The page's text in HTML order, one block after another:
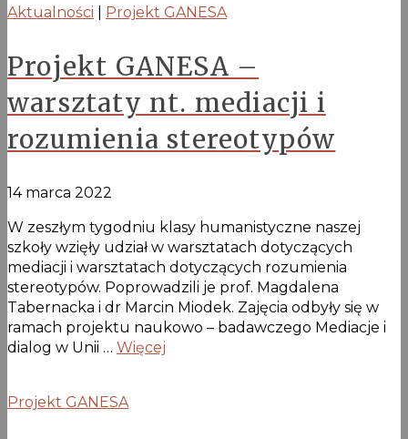
Aktualności Projekt GANESA
Projekt GANESA –
warsztaty nt. mediacji i
rozumienia stereotypów
14 marca 2022
W zeszłym tygodniu klasy humanistyczne naszej
szkoły wzięły udział w warsztatach dotyczących
mediacji i warsztatach dotyczących rozumienia
stereotypów. Poprowadzili je prof. Magdalena
Tabernacka i dr Marcin Miodek. Zajęcia odbyły się w
ramach projektu naukowo – badawczego Mediacje i
dialog w Unii … Więcej
Projekt GANESA